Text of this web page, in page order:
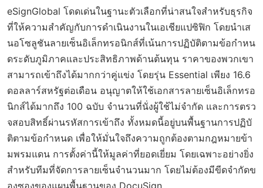
eSignGlobal โดดเด่นในฐานะตัวเลือกที่น่าสนใจสำหรับธุรกิจ
ที่ให้ความสำคัญกับการดำเนินงานในเอเชียแปซิฟิก โดยนำเส
นอโซลูชันลายเซ็นอิเล็กทรอนิกส์ที่เน้นการปฏิบัติตามข้อกำหน
ดระดับภูมิภาคและประสิทธิภาพด้านต้นทุน ราคาของพวกเขา
สามารถเข้าถึงได้มากกว่าคู่แข่ง โดยรุ่น Essential เพียง 16.6
ดอลลาร์สหรัฐต่อเดือน อนุญาตให้ใช้เอกสารลายเซ็นอิเล็กทรอ
นิกส์ได้มากถึง 100 ฉบับ จำนวนที่นั่งผู้ใช้ไม่จำกัด และการตรว
จสอบสิทธิ์ผ่านรหัสการเข้าถึง ทั้งหมดนี้อยู่บนพื้นฐานการปฏิบั
ติตามข้อกำหนด เพื่อให้มั่นใจถึงความถูกต้องตามกฎหมายข้า
มพรมแดน การตั้งค่านี้ให้มูลค่าที่ยอดเยี่ยม โดยเฉพาะอย่างยิ่ง
สำหรับทีมที่จัดการลายเซ็นจำนวนมาก โดยไม่ต้องมีขีดจำกัดข
องซองของแผนพื้นฐานของ DocuSign